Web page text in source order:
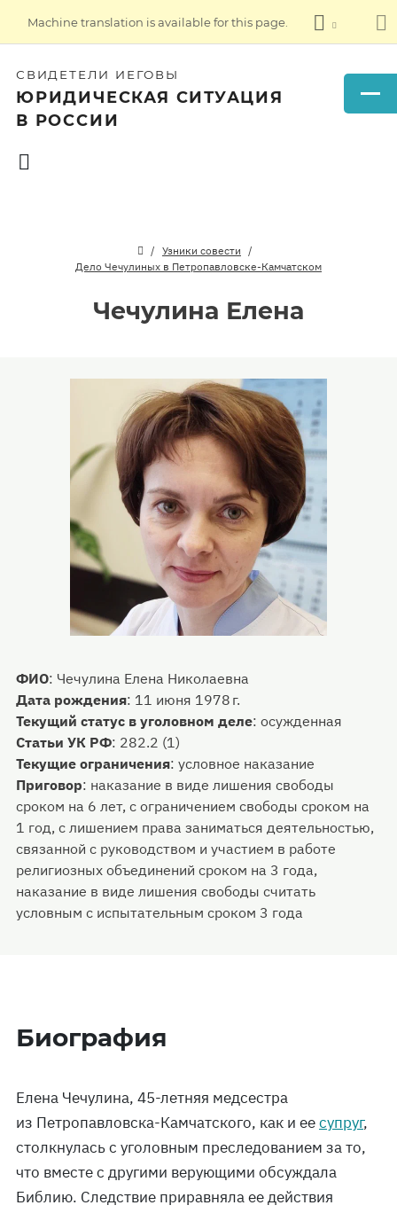
Machine translation is available for this page.
СВИДЕТЕЛИ ИЕГОВЫ
ЮРИДИЧЕСКАЯ СИТУАЦИЯ
В РОССИИ
Узники совести
Дело Чечулиных в Петропавловске-Камчатском
Чечулина Елена
ФИО: Чечулина Елена Николаевна
Дата рождения: 11 июня 1978 г.
Текущий статус в уголовном деле: осужденная
Статьи УК РФ: 282.2 (1)
Текущие ограничения: условное наказание
Приговор: наказание в виде лишения свободы
сроком на 6 лет, с ограничением свободы сроком на
1 год, с лишением права заниматься деятельностью,
связанной с руководством и участием в работе
религиозных объединений сроком на 3 года,
наказание в виде лишения свободы считать
условным с испытательным сроком 3 года
Биография
Елена Чечулина, 45-летняя медсестра
из Петропавловска-Камчатского, как и еесупруг,
столкнулась с уголовным преследованием за то,
что вместе с другими верующими обсуждала
Библию. Следствие приравняла ее действия